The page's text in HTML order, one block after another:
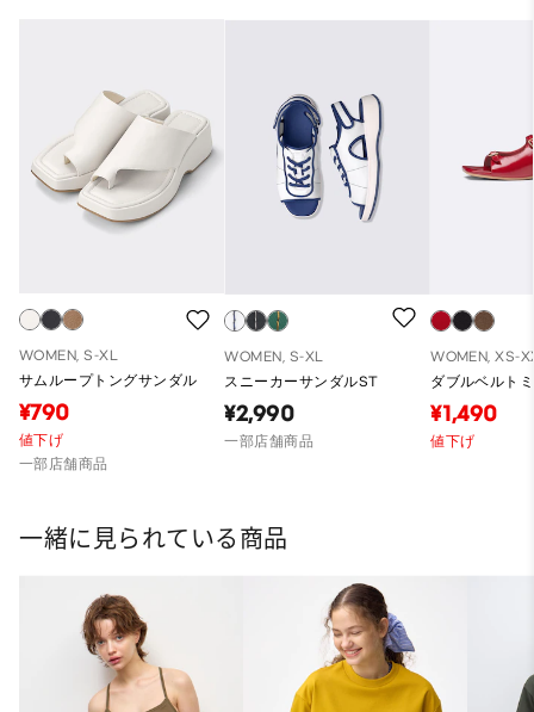
WOMEN, S-XL
サムループトングサンダル
¥790
値下げ
一部店舗商品
WOMEN, S-XL
スニーカーサンダルST
¥2,990
一部店舗商品
WOMEN, XS-
ダブルベルト
¥1,490
値下げ
一緒に見られている商品